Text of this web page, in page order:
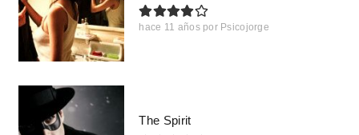
hace 11 años por Psicojorge
The Spirit